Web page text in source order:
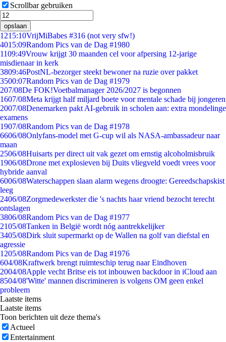
Scrollbar gebruiken
opslaan
1215:10VrijMiBabes #316 (not very sfw!)
4015:09Random Pics van de Dag #1980
1109:49Vrouw krijgt 30 maanden cel voor afpersing 12-jarige
misdienaar in kerk
3809:46PostNL-bezorger steekt bewoner na ruzie over pakket
3500:07Random Pics van de Dag #1979
207/08De FOK!Voetbalmanager 2026/2027 is begonnen
1607/08Meta krijgt half miljard boete voor mentale schade bij jongeren
2007/08Denemarken pakt AI-gebruik in scholen aan: extra mondelinge
examens
1907/08Random Pics van de Dag #1978
6606/08Onlyfans-model met G-cup wil als NASA-ambassadeur naar
maan
2506/08Huisarts per direct uit vak gezet om ernstig alcoholmisbruik
1906/08Drone met explosieven bij Duits vliegveld voedt vrees voor
hybride aanval
6006/08Waterschappen slaan alarm wegens droogte: Gereedschapskist
leeg
2406/08Zorgmedewerkster die 's nachts haar vriend bezocht terecht
ontslagen
3806/08Random Pics van de Dag #1977
2105/08Tanken in België wordt nóg aantrekkelijker
3405/08Dirk sluit supermarkt op de Wallen na golf van diefstal en
agressie
1205/08Random Pics van de Dag #1976
604/08Kraftwerk brengt ruimteschip terug naar Eindhoven
2004/08Apple vecht Britse eis tot inbouwen backdoor in iCloud aan
8504/08'Witte' mannen discrimineren is volgens OM geen enkel
probleem
Laatste items
Laatste items
Toon berichten uit deze thema's
Actueel
Entertainment